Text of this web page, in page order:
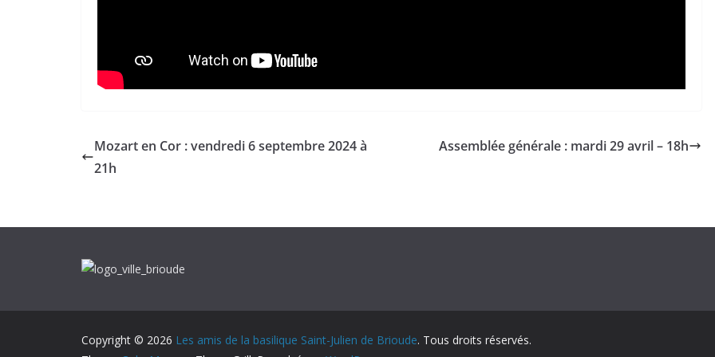
Mozart en Cor : vendredi 6 septembre 2024 à
21h
Assemblée générale : mardi 29 avril – 18h
Copyright © 2026 Les amis de la basilique Saint-Julien de Brioude. Tous droits réservés.